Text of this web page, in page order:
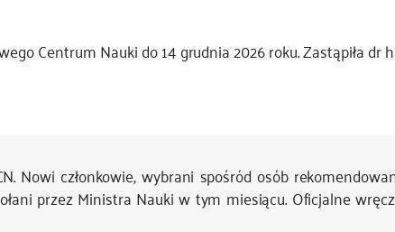
Centrum Nauki do 14 grudnia 2026 roku. Zastąpiła dr
Nowi członkowie, wybrani spośród osób
przez Ministra Nauki w tym miesiącu. Oficjalne